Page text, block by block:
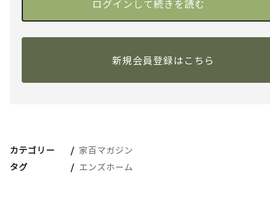
新規会員登録はこちら
カテゴリー
家百マガジン
タグ
エンズホーム